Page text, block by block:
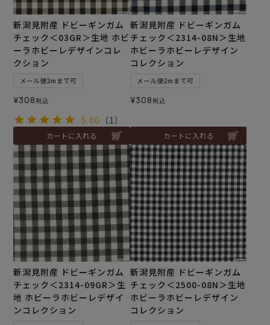
新潟見附産 ドビーギンガム
チェック＜03GR＞生地 ホビ
ーラホビーレデザインコレ
クション
メール便2mまで可
¥308税込
5.00 （1）
カートに入れる
新潟見附産 ドビーギンガム
チェック＜2314-08N＞生地
ホビーラホビーレデザイン
コレクション
メール便2mまで可
¥308税込
カートに入れる
新潟見附産 ドビーギンガム
チェック＜2314-09GR＞生
地 ホビーラホビーレデザイ
ンコレクション
新潟見附産 ドビーギンガム
チェック＜2500-08N＞生地
ホビーラホビーレデザイン
コレクション